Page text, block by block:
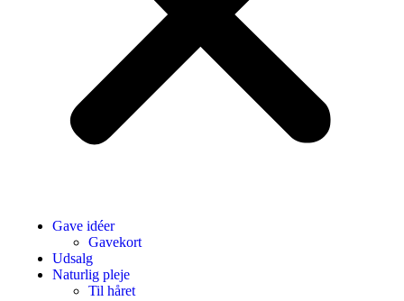
Gave idéer
Gavekort
Udsalg
Naturlig pleje
Til håret